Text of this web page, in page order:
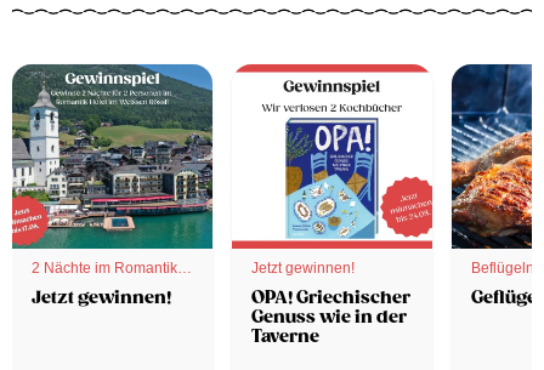
2 Nächte im Romantik
Hotel
Jetzt gewinnen!
Jetzt gewinnen!
OPA! Griechischer
Genuss wie in der
Taverne